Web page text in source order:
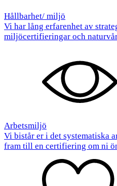
Hållbarhet/ miljö
Vi har lång erfarenhet av
miljöcertifieringar och
Arbetsmiljö
Vi bistår er i det systematiska
fram till en certifiering om ni